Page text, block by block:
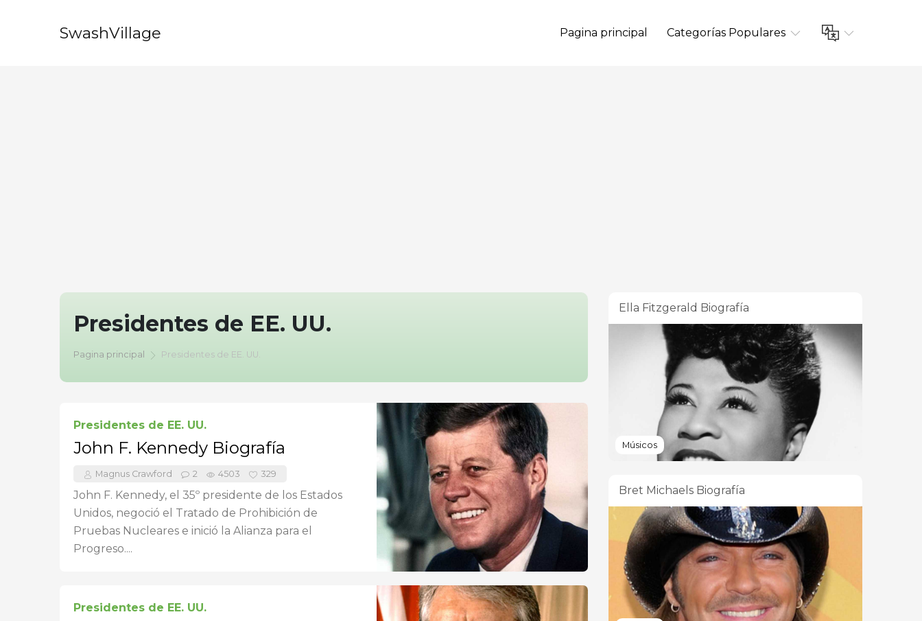
SwashVillage Pagina principal Categorías Populares
Presidentes de EE. UU.
Pagina principal Presidentes de EE. UU.
Presidentes de EE. UU.
John F. Kennedy Biografía
Magnus Crawford 2 4503 329
John F. Kennedy, el 35º presidente de los Estados
Unidos, negoció el Tratado de Prohibición de
Pruebas Nucleares e inició la Alianza para el
Progreso....
Presidentes de EE. UU.
Ella Fitzgerald Biografía
Músicos
Bret Michaels Biografía